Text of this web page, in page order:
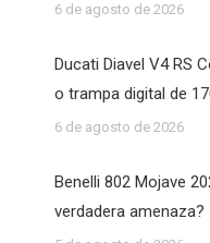
6 de agosto de 2026
Ducati Diavel V4 RS
o trampa digital de
6 de agosto de 2026
Benelli 802 Mojave
verdadera amenaza?